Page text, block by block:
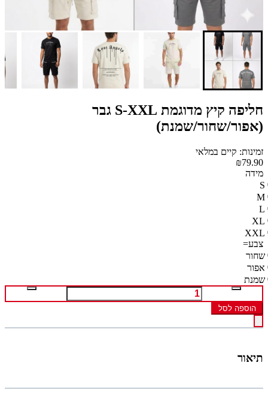
חליפה קיץ מדוגמת S-XXL גבר
(אפור/שחור/שמנת)
זמינות: קיים במלאי
₪79.90
מידה
S
M
L
XL
XXL
צבע=
שחור
אפור
שמנת
הוספה לסל
תיאור